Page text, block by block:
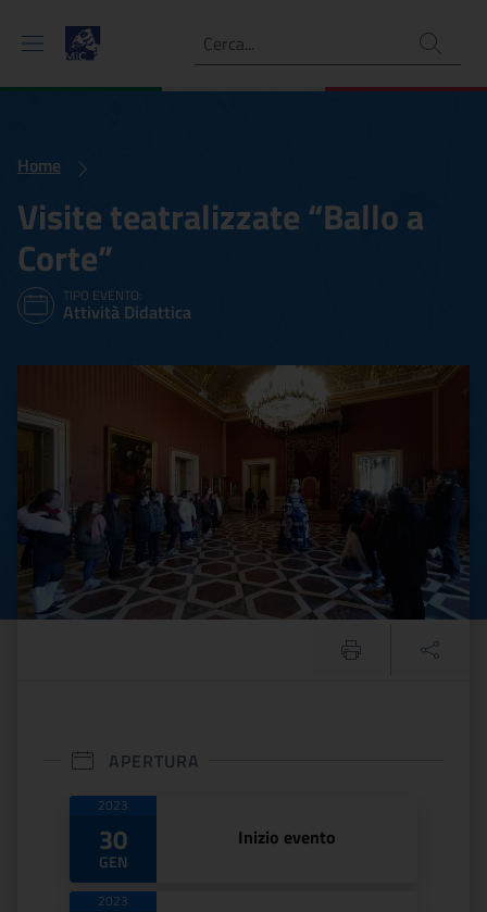
Ricerca
Home
Visite teatralizzate “Ballo a
Corte”
TIPO EVENTO:
Attività Didattica
Visite teatralizzate “Ballo
APERTURA
Date di apertura
2023
30
GEN
Inizio evento
2023